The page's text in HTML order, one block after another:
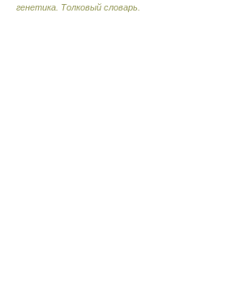
генетика. Толковый словарь.